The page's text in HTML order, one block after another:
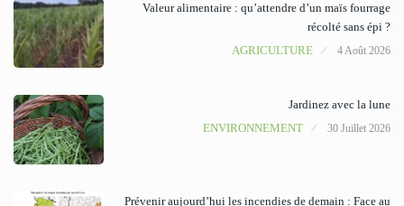
Valeur alimentaire : qu’attendre d’un maïs fourrage
récolté sans épi ?
AGRICULTURE
4 Août 2026
Jardinez avec la lune
ENVIRONNEMENT
30 Juillet 2026
Prévenir aujourd’hui les incendies de demain : Face au